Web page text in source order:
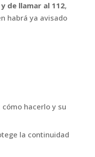
de llamar al 112,
habrá ya avisado
hacerlo y su
la continuidad